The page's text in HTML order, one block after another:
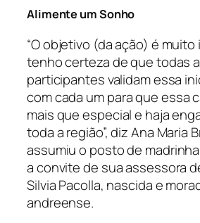
Alimente um Sonho
“O objetivo (da ação) é
tenho certeza de que todas
participantes validam essa
com cada um para que essa
mais que especial e haja
toda a região”, diz Ana Maria
assumiu o posto de
a convite de sua assessora
Silvia Pacolla, nascida e
andreense.